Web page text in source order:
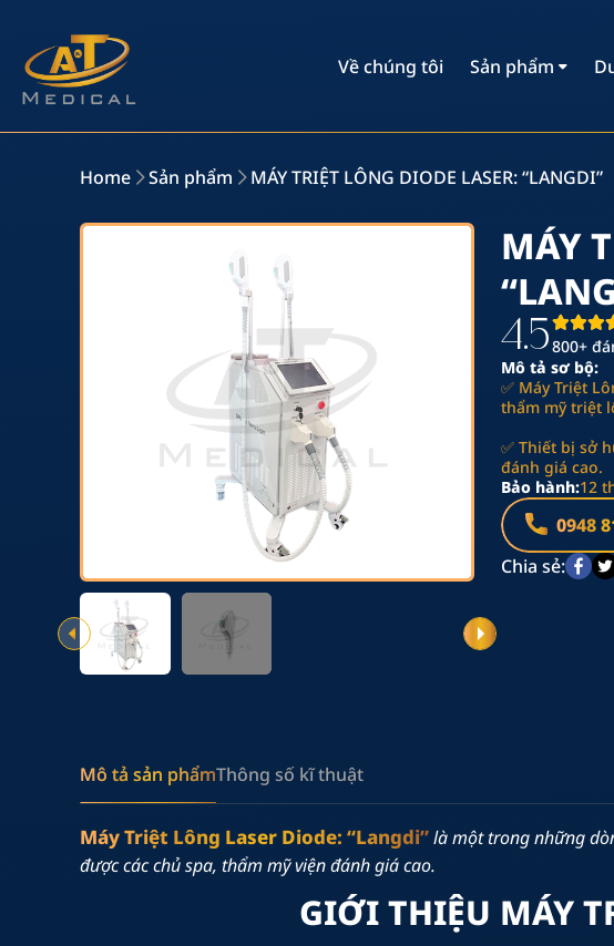
Về chúng tôi Sản phẩm
Home Sản phẩm MÁY TRIỆT LÔNG DIODE LASER: “LANGDI”
MÁY
4.5800+
Mô tả sơ bộ:
✅ Máy Triệt
thẩm mỹ triệt
✅ Thiết bị sở
đánh giá cao.
Bảo hành:12
0948
Chia sẻ:
Mô tả sản phẩmThông số kĩ thuật
Máy Triệt Lông Laser Diode: “Langdi”là một trong những
được các chủ spa, thẩm mỹ viện đánh giá cao.
GIỚI THIỆU MÁY
Điện áp
Bước sóng
Hệ thống làm mát Hệ thống làm mát bằng
Thời gian làm việc Liên tục trong 12h
Cảm ứng LCD 8 inch
Công suất laser
Nguồn điện đầu vào
Kích thước vệt sáng 10 x 10 nm
Năng lượng đầu ra
Kích thước